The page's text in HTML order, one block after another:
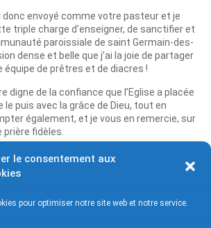
le consentement aux
pour optimiser notre site web et notre service.
donc envoyé comme votre pasteur et je
triple charge d’enseigner, de sanctifier et
paroissiale de saint Germain-des-
dense et belle que j’ai la joie de partager
équipe de prêtres et de diacres !
digne de la confiance que l’Eglise a placée
le puis avec la grâce de Dieu, tout en
également, et je vous en remercie, sur
fidèles.